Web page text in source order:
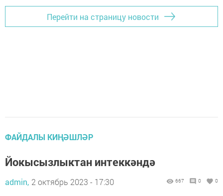
Перейти на страницу новости
ФАЙДАЛЫ КИҢӘШЛӘР
Йокысызлыктан интеккәндә
admin, 2 октябрь 2023 - 17:30 667 0 0